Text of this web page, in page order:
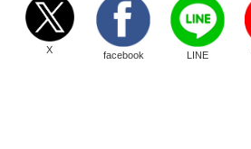
X facebook LINE